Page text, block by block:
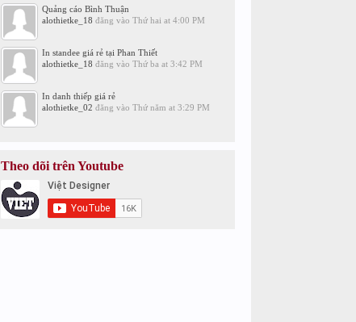
Quảng cáo Bình Thuận
alothietke_18 đăng vào Thứ hai at 4:00 PM
In standee giá rẻ tại Phan Thiết
alothietke_18 đăng vào Thứ ba at 3:42 PM
In danh thiếp giá rẻ
alothietke_02 đăng vào Thứ năm at 3:29 PM
Theo dõi trên Youtube